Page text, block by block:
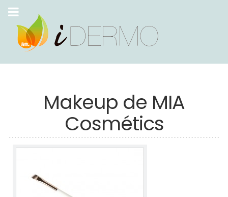
Makeup de MIA
Cosmétics